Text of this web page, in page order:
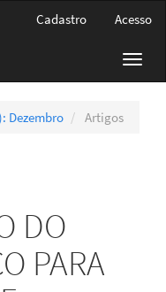
Cadastro Acesso
Dezembro Artigos
DO
PARA